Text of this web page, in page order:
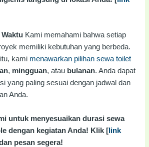
Kami memahami bahwa setiap
memiliki kebutuhan yang berbeda.
kami menawarkan pilihan sewa toilet
, mingguan, atau bulanan. Anda dapat
yang paling sesuai dengan jadwal dan
Anda.
untuk menyesuaikan durasi sewa
dengan kegiatan Anda! Klik [link
pesan segera!